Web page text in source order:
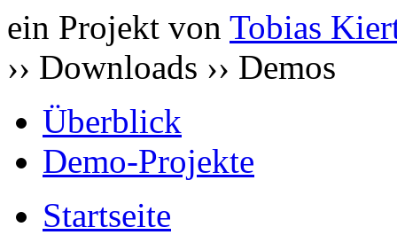
ein Projekt von Tobias
›› Downloads ›› Demos
Überblick
Demo-Projekte
Startseite